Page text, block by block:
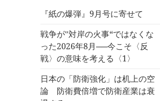
『紙の爆弾』9月号に寄せて
戦争が‟対岸の火事“ではなくな
った2026年8月──今こそ〈反
戦〉の意味を考える〈1〉
日本の「防衛強化」は机上の空
論 防衛費倍増で防衛産業は衰